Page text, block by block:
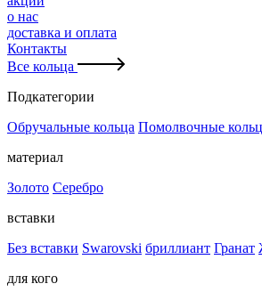
о нас
доставка и оплата
Контакты
Все кольца
Подкатегории
Обручальные кольца Помолвочные
материал
Золото Серебро
вставки
Без вставки Swarovski бриллиант Гранат
для кого